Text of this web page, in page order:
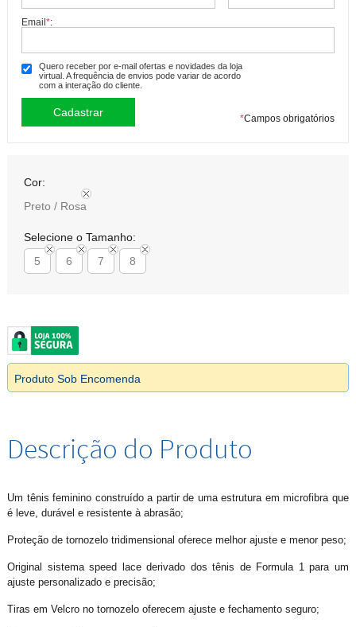
Email*:
Quero receber por e-mail ofertas e novidades da loja
virtual. A frequência de envios pode variar de acordo
com a interação do cliente.
*Campos obrigatórios
Cor:
Preto / Rosa
Selecione o Tamanho:
5
6 7 8
Produto Sob Encomenda
Descrição do Produto
Um tênis feminino construído a partir de uma estrutura em microfibra que
é leve, durável e resistente à abrasão;
Proteção de tornozelo tridimensional oferece melhor ajuste e menor peso;
Original sistema speed lace derivado dos tênis de Formula 1 para um
ajuste personalizado e precisão;
Tiras em Velcro no tornozelo oferecem ajuste e fechamento seguro;